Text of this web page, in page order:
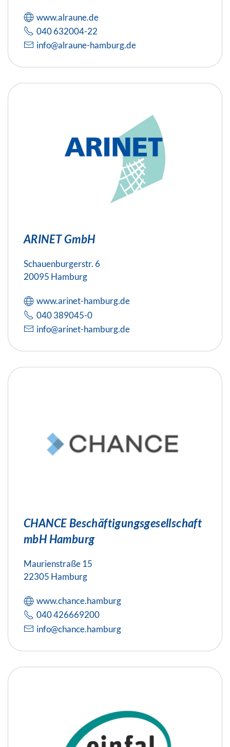
www.alraune.de
040 632004-22
info@alraune-hamburg.de
ARINET GmbH
Schauenburgerstr. 6
20095 Hamburg
www.arinet-hamburg.de
040 389045-0
info@arinet-hamburg.de
CHANCE Beschäftigungsgesellschaft
mbH Hamburg
Maurienstraße 15
22305 Hamburg
www.chance.hamburg
040 426669200
info@chance.hamburg